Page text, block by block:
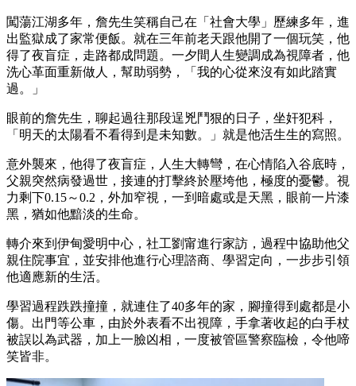
闖蕩江湖多年，詹先生笑稱自己在「社會大學」歷練多年，進
出監獄成了家常便飯。就在三年前老天跟他開了一個玩笑，他
得了夜盲症，走路都成問題。一夕間人生變調成為視障者，他
洗心革面重新做人，幫助弱勢，「我的心從來沒有如此踏實
過。」
眼前的詹先生，聊起過往那段逞兇鬥狠的日子，坐奸犯科，
「明天的太陽看不看得到是未知數。」就是他活生生的寫照。
意外襲來，他得了夜盲症，人生大轉彎，在心情陷入谷底時，
父親突然病發過世，接連的打擊終於壓垮他，極度的憂鬱。視
力剩下0.15～0.2，外加窄視，一到暗處或是天黑，眼前一片漆
黑，猶如他黯淡的生命。
轉介來到伊甸愛明中心，社工劉甯進行家訪，過程中協助他父
親住院事宜，並安排他進行心理諮商、學習定向，一步步引領
他適應新的生活。
學習過程跌跌撞撞，就連住了40多年的家，腳撞得到處都是小
傷。出門等公車，由於外表看不出視障，手拿著收起的白手杖
被誤以為武器，加上一臉凶相，一度被管區警察臨檢，令他啼
笑皆非。